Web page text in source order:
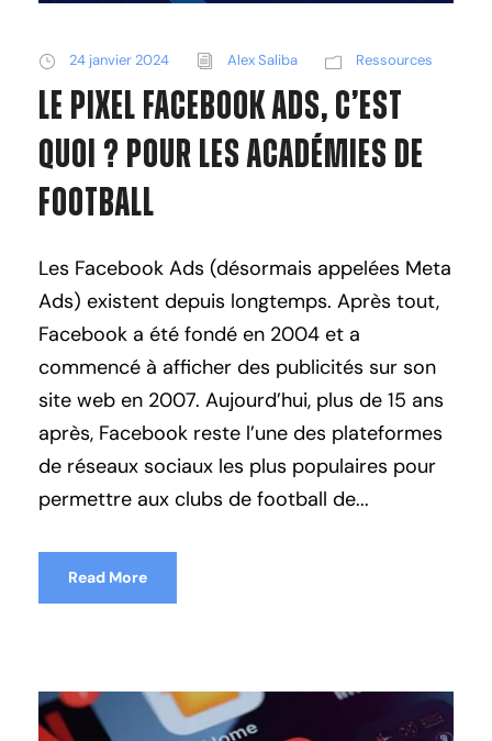
24 janvier 2024 Alex Saliba Ressources
Le Pixel Facebook Ads, C’est
Quoi ? Pour les Académies de
Football
Les Facebook Ads (désormais appelées Meta
Ads) existent depuis longtemps. Après tout,
Facebook a été fondé en 2004 et a
commencé à afficher des publicités sur son
site web en 2007. Aujourd’hui, plus de 15 ans
après, Facebook reste l’une des plateformes
de réseaux sociaux les plus populaires pour
permettre aux clubs de football de...
Read More